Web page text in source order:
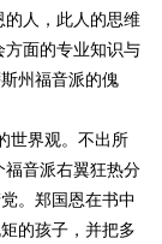
的人，此人的思维
方面的专业知识与
州福音派的傀
世界观。不出所
福音派右翼狂热分
。郑国恩在书中
的孩子，并把多